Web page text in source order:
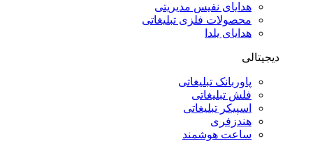
هدایای نفیس مدیریتی
محصولات فلزی تبلیغاتی
هدایای یلدا
دیجیتالی
پاوربانک تبلیغاتی
فلش تبلیغاتی
اسپیکر تبلیغاتی
هندزفری
ساعت هوشمند